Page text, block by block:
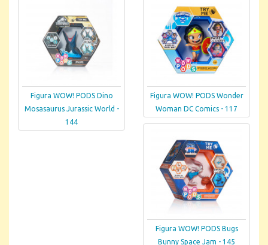
Figura WOW! PODS Dino
Mosasaurus Jurassic World -
144
Figura WOW! PODS Wonder
Woman DC Comics - 117
Figura WOW! PODS Bugs
Bunny Space Jam - 145